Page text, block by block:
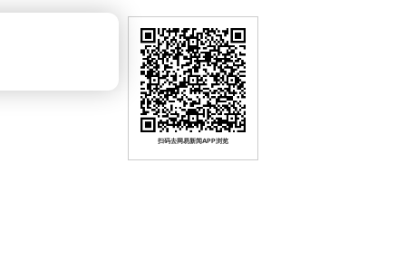
扫码去网易新闻APP浏览